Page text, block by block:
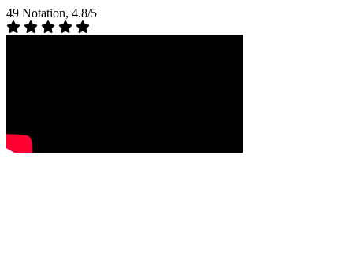
49 Notation, 4.8/5